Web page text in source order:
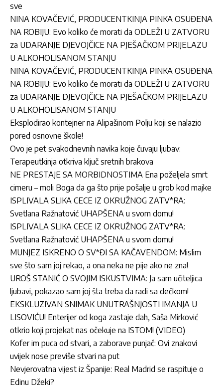
sve
NINA KOVAČEVIĆ, PRODUCENTKINJA PINKA OSUĐENA
NA ROBIJU: Evo koliko će morati da ODLEŽI U ZATVORU
za UDARANJE DJEVOJČICE NA PJEŠAČKOM PRIJELAZU
U ALKOHOLISANOM STANJU
NINA KOVAČEVIĆ, PRODUCENTKINJA PINKA OSUĐENA
NA ROBIJU: Evo koliko će morati da ODLEŽI U ZATVORU
za UDARANJE DJEVOJČICE NA PJEŠAČKOM PRIJELAZU
U ALKOHOLISANOM STANJU
Eksplodirao kontejner na Alipašinom Polju koji se nalazio
pored osnovne škole!
Ovo je pet svakodnevnih navika koje čuvaju ljubav:
Terapeutkinja otkriva ključ sretnih brakova
NE PRESTAJE SA MORBIDNOSTIMA Ena poželjela smrt
cimeru – moli Boga da ga što prije pošalje u grob kod majke
ISPLIVALA SLIKA CECE IZ OKRUŽNOG ZATV*RA:
Svetlana Ražnatović UHAPŠENA u svom domu!
ISPLIVALA SLIKA CECE IZ OKRUŽNOG ZATV*RA:
Svetlana Ražnatović UHAPŠENA u svom domu!
MUNJEZ ISKRENO O SV*ĐI SA KAČAVENDOM: Mislim
sve što sam joj rekao, a ona neka ne pije ako ne zna!
UROŠ STANIĆ O SVOJIM ISKUSTVIMA: Ja sam učiteljica
ljubavi, pokazao sam joj šta treba da radi sa dečkom!
EKSKLUZIVAN SNIMAK UNUTRAŠNJOSTI IMANJA U
LISOVIĆU! Enterijer od koga zastaje dah, Saša Mirković
otkrio koji projekat nas očekuje na ISTOM! (VIDEO)
Kofer im puca od stvari, a zaborave punjač: Ovi znakovi
uvijek nose previše stvari na put
Nevjerovatna vijest iz Španije: Real Madrid se raspituje o
Edinu Džeki?